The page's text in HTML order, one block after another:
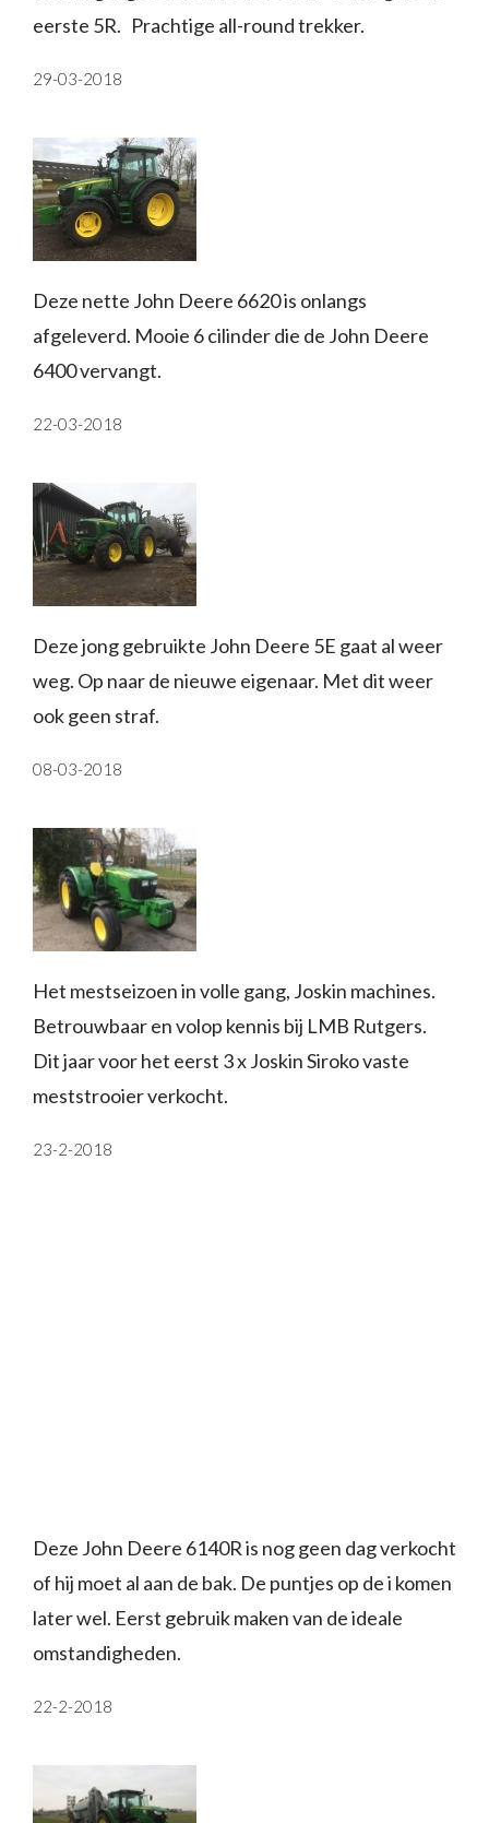
eerste 5R. Prachtige all-round trekker.
29-03-2018
Deze nette John Deere 6620 is onlangs
afgeleverd. Mooie 6 cilinder die de John Deere
6400 vervangt.
22-03-2018
Deze jong gebruikte John Deere 5E gaat al weer
weg. Op naar de nieuwe eigenaar. Met dit weer
ook geen straf.
08-03-2018
Het mestseizoen in volle gang, Joskin machines.
Betrouwbaar en volop kennis bij LMB Rutgers.
Dit jaar voor het eerst 3 x Joskin Siroko vaste
meststrooier verkocht.
23-2-2018
Deze John Deere 6140R is nog geen dag verkocht
of hij moet al aan de bak. De puntjes op de i komen
later wel. Eerst gebruik maken van de ideale
omstandigheden.
22-2-2018